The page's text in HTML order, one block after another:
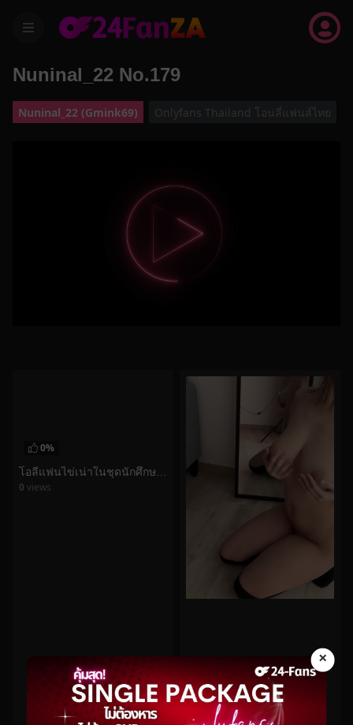
menu
×
Nuninal_22 No.179
Nuninal_22 (Gmink69) Onlyfans Thailand โอนลี่แฟนส์ไทย
0%
โอลี่แฟนไข่เน่าในชุดนักศึกษาต้องกล้องเย็ดกับแฟน
0 views
Namigonewild No.68
views